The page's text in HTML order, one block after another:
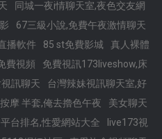
同城一夜i情聊天室,夜色交友網
67三級小說,免費午夜激情聊天
播軟件 85 st免費影城
真人裸體
費視頻
免費視訊173liveshow,床
訊聊天
台灣辣妹視訊聊天室,好
摩 半套,俺去擼色午夜
美女聊天
台排名,性愛網站大全
live173視